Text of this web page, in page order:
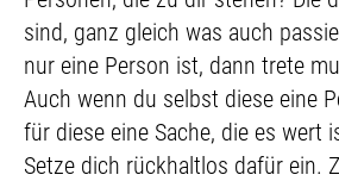
sind, ganz gleich was auch
nur eine Person ist, dann trete
Auch wenn du selbst diese eine
für diese eine Sache, die es wert
Setze dich rückhaltlos dafür ein.